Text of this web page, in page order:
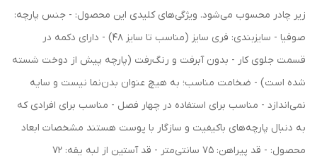
زیر چادر محسوب می‌شود. ویژگی‌های کلیدی این محصول: - جنس پارچه:
صوفیا - سایزبندی: فری سایز (مناسب تا سایز 48) - دارای دکمه در
قسمت جلوی کار - بدون آبرفت و رنگ‌رفت (پارچه پیش از دوخت شسته
شده است) - ضخامت مناسب؛ به هیچ عنوان بدن‌نما نیست و سایه
نمی‌اندازد - مناسب برای استفاده در چهار فصل - مناسب برای افرادی که
به دنبال پارچه‌های باکیفیت و سازگار با پوست هستند مشخصات ابعاد
محصول: - قد پیراهن: 75 سانتی‌متر - قد آستین از لبه یقه: 72